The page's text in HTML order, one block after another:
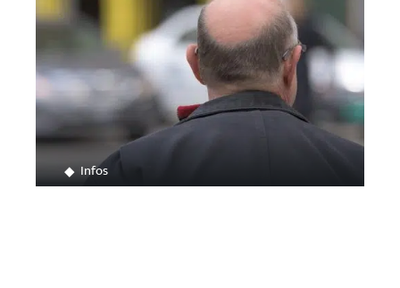
Infos